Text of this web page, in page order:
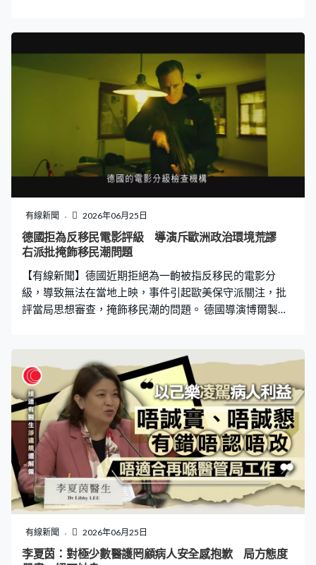
有線新聞 2026年06月25日
德國拒為反移民電影評級 導演斥歐洲政治環境荒謬
右派批掩飾移民潮問題
【有線新聞】德國近期拒絕為一齣被指反移民的電影分
級，導致無法在當地上映，事件引起歐美保守派關注，批
評當局思想審查，掩飾移民潮的問題。 德國導演博爾製作
私刑。情節被指充斥排外主義，在移民議題高度敏感的歐
洲更加觸動不少人神經，德國的電影分級檢查機構拒絕給
予年齡分類認證，意味電影無法在當地上映。 電影已在美
國戲院有限度上映以及在串流平台上架，但西方主流傳媒
紛紛給予電影負面評價，保守派陣營則大力推廣，認為不
能因為觸及移民問題就任意封殺。導演博爾曾聘請律師向
德國當局抗議，但對方指電影可能煽動針對移民的暴力，
維持原有決定。 博爾認為歐洲政治環境變得荒謬，如果對
社會議題持保守立場便會被標籤為納粹分子，他號召更多
人觀看《公民義警》，「人人均在看《公民義警》，這正
是屬於你的電影，所以去看吧，給我一個機會。這部電影
挑戰業界內的所有人，揭示歐洲移民罪行以及我們處於存
有線新聞 2026年06月25日
李夏茵：對極少數醫護罔顧病人安全感抱歉 局方態度